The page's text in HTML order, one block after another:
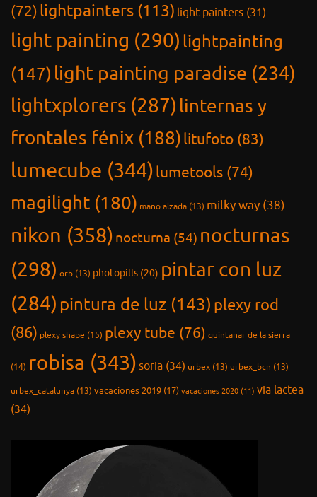
(72)lightpainters (113) light painters (31)
light painting (290) lightpainting
(147) light painting paradise (234)
lightxplorers (287) linternas y
frontales fénix (188)litufoto (83)
lumecube (344)lumetools (74)
magilight (180) mano alzada (13) milky way (38)
nikon (358) nocturna (54) nocturnas
(298) orb (13) photopills (20) pintar con luz
(284) pintura de luz (143) plexy rod
(86) plexy shape (15) plexy tube (76) quintanar de la sierra
(14) robisa (343)soria (34) urbex (13) urbex_bcn (13)
urbex_catalunya (13) vacaciones 2019 (17) vacaciones 2020 (11) via lactea
(34)